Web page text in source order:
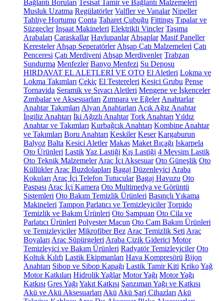
Bağlantı Boruları Tesisat Tamir ve Bağlantı Malzemeleri
Musluk Uzatma Regülatörler Valfler ve Vanalar Nipeller
Tahliye Hortumu Conta Taharet Çubuğu Fittings Tıpalar ve
Süzgeçler İnşaat Makineleri Elektrikli Vinçler Taşıma
Arabaları Caraskallar Havlupanlar Ahşaplar Masif Paneller
Keresteler Ahşap Seperatörler Ahşap Çatı Malzemeleri Çatı
Penceresi Çatı Merdiveni Ahşap Merdivenler Trabzan
Sundurma Menfezler Banyo Menfezi Su Deposu
HIRDAVAT EL ALETLERİ VE OTO El Aletleri Lokma ve
Lokma Takımları Çekiç El Testereleri Kesici Grubu Pense
Tornavida Seramik ve Sıvacı Aletleri Mengene ve İşkenceler
Zımbalar ve Aksesuarları Zımpara ve Eğeler Anahtarlar
Anahtar Takımları Alyan Anahtarları Açık Ağız Anahtar
İngiliz Anahtarı İki Ağızlı Anahtar Tork Anahtarı Yıldız
Anahtar ve Takımları Kurbağcık Anahtarı Kombine Anahtar
ve Takımları Boru Anahtarı Keskiler Keser Kargaburun
Balyoz Balta Kesici Aletler Makas Maket Bıçağı Iskarpela
Oto Ürünleri LastikYaz Lastiği Kış Lastiği 4 Mevsim Lastik
Oto Teknik Malzemeler Araç İçi Aksesuar Oto Güneşlik Oto
Küllükler Araç Buzdolapları Bagaj Düzenleyici Araba
Kokuları Araç İçi Telefon Tutucular Bagaj Havuzu Oto
Paspası Araç İçi Kamera Oto Multimedya ve Görüntü
Sistemleri Oto Bakım Temizlik Ürünleri Basınçlı Yıkama
Makineleri Tampon Parlatıcı ve Temizleyiciler Torpido
Temizlik ve Bakım Ürünleri Oto Şampuan Oto Cila ve
Parlatıcı Ürünleri Polyester Macun Oto Cam Bakım Ürünleri
ve Temizleyiciler Mikrofiber Bez Araç Temizlik Seti Araç
Boyaları Araç Süpürgeleri Araba Çizik Giderici Motor
Temizleyici ve Bakım Ürünleri Radyatör Temizleyiciler Oto
Koltuk Kılıfı Lastik Ekipmanları Hava Kompresörü Bijon
Anahtarı Sibop ve Sibop Kapağı Lastik Tamir Kiti KrikoYağ
Motor Katkıları Hidrolik Yağlar Motor Yağı Motor Yağı
Katkısı Gres Yağı Yakıt Katkısı Şanzıman Yağı ve Katkısı
Akü ve Akü Aksesuarları Akü Akü Şarj Cihazları Akü